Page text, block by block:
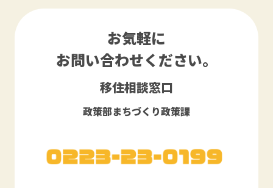
お気軽に
お問い合わせください。
移住相談窓口
政策部まちづくり政策課